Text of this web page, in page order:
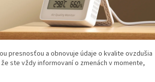
presnosťou a obnovuje údaje o kvalite ovzdušia
ste vždy informovaní o zmenách v momente,